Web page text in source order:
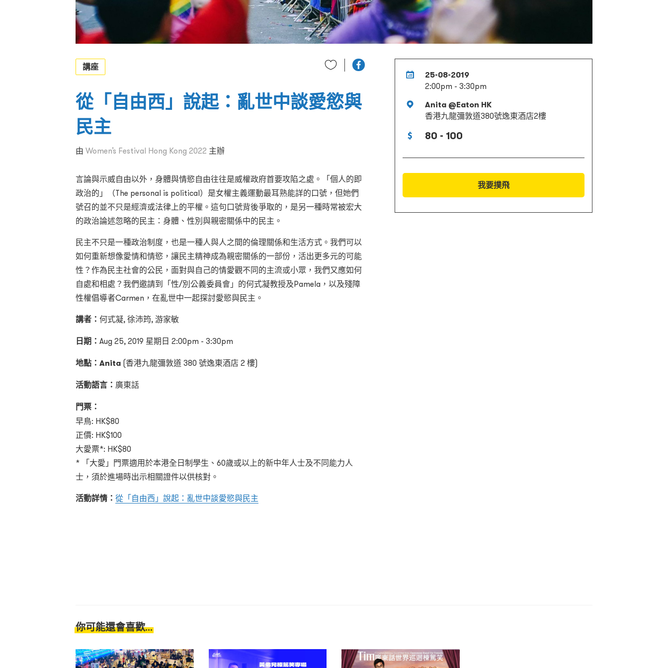
25-08-2019
2:00pm - 3:30pm
Anita @Eaton HK
香港九龍彌敦道380號逸東酒店2樓
80 - 100
我要撲飛
講座
從「自由西」說起：亂世中談愛慾與
民主
由 Women’s Festival Hong Kong 2022 主辦
言論與示威自由以外，身體與情慾自由往往是威權政府首要攻陷之處。「個人的即
政治的」（The personal is political）是女權主義運動最耳熟能詳的口號，但她們
號召的並不只是經濟或法律上的平權。這句口號背後爭取的，是另一種時常被宏大
的政治論述忽略的民主：身體、性別與親密關係中的民主。
民主不只是一種政治制度，也是一種人與人之間的倫理關係和生活方式。我們可以
如何重新想像愛情和情慾，讓民主精神成為親密關係的一部份，活出更多元的可能
性？作為民主社會的公民，面對與自己的情愛觀不同的主流或小眾，我們又應如何
自處和相處？我們邀請到「性/別公義委員會」的何式凝教授及Pamela，以及殘障
性權倡導者Carmen，在亂世中一起探討愛慾與民主。
講者： 何式凝, 徐沛筠, 游家敏
日期： Aug 25, 2019 星期日 2:00pm - 3:30pm
地點： Anita (香港九龍彌敦道 380 號逸東酒店 2 樓)
活動語言： 廣東話
門票：
早鳥: HK$80
正價: HK$100
大愛票*: HK$80
* 「大愛」門票適用於本港全日制學生、60歲或以上的新中年人士及不同能力人
士，須於進場時出示相關證件以供核對。
活動詳情： 從「自由西」說起：亂世中談愛慾與民主
你可能還會喜歡...